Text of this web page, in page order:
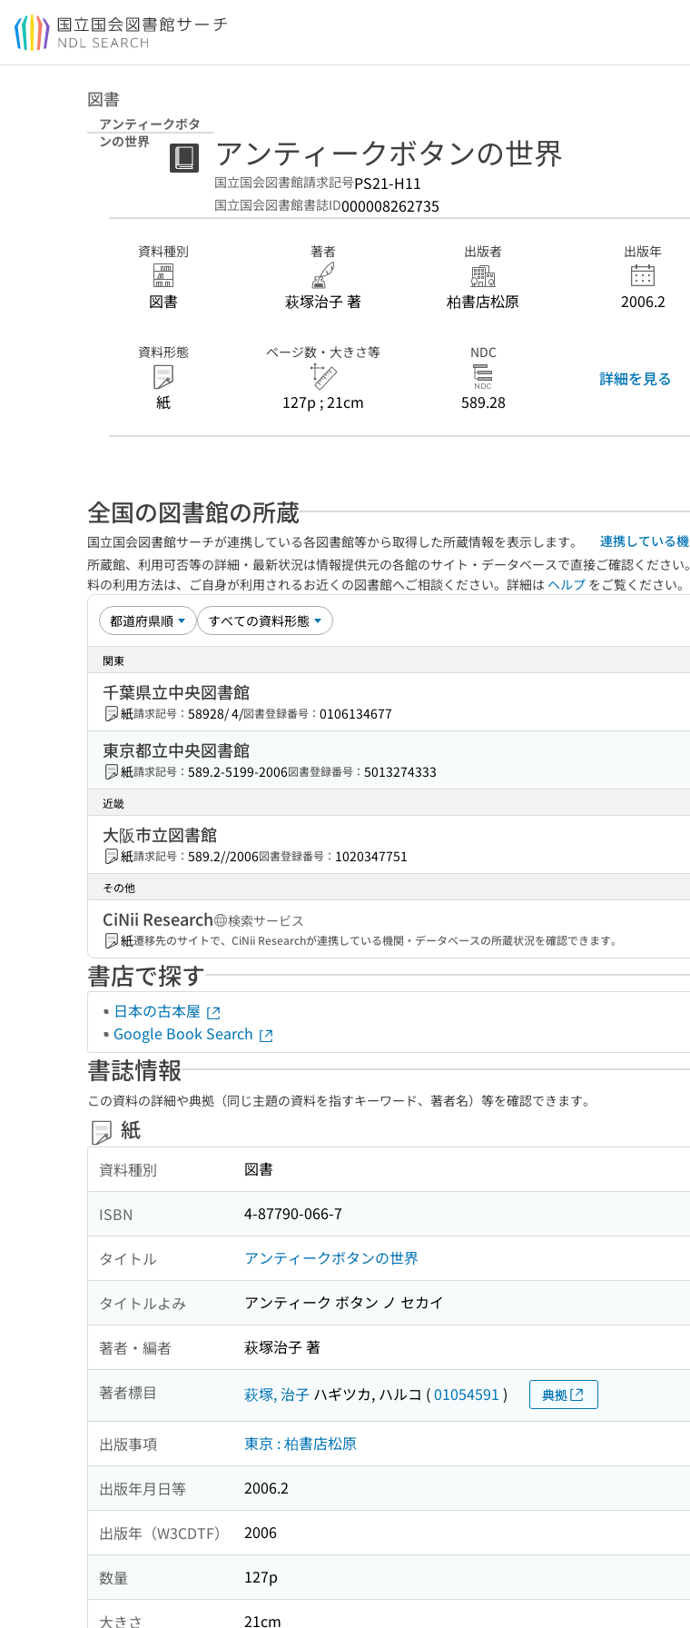
本文へ移動
図書
アンティークボタ
ンの世界
アンティークボタンの世界
国立国会図書館請求記号PS21-H11
国立国会図書館書誌ID000008262735
資料種別
図書
著者
萩塚治子 著
出版者
柏書店松原
出版年
2006.2
資料形態
紙
ページ数・大きさ等
127p ; 21cm
NDC
589.28
詳細を見る
全国の図書館の所蔵
国立国会図書館サーチが連携している各図書館等から取得した所蔵情報を表示します。
連携している
所蔵館、利用可否等の詳細・最新状況は情報提供元の各館のサイト・データベースで直接ご確認くださ
料の利用方法は、ご自身が利用されるお近くの図書館へご相談ください。詳細は ヘルプ をご覧ください。
関東
千葉県立中央図書館
紙請求記号： 58928/ 4/図書登録番号： 0106134677
東京都立中央図書館
紙請求記号： 589.2-5199-2006図書登録番号： 5013274333
近畿
大阪市立図書館
紙請求記号： 589.2//2006図書登録番号： 1020347751
その他
CiNii Research
検索サービス
紙遷移先のサイトで、CiNii Researchが連携している機関・データベースの所蔵状況を確認できます。
書店で探す
日本の古本屋
Google Book Search
書誌情報
この資料の詳細や典拠（同じ主題の資料を指すキーワード、著者名）等を確認できます。
紙
資料種別 図書
ISBN 4-87790-066-7
タイトル アンティークボタンの世界
タイトルよみ アンティーク ボタン ノ セカイ
著者・編者 萩塚治子 著
著者標目 萩塚, 治子 ハギツカ, ハルコ (01054591 ) 典拠
出版事項 東京 : 柏書店松原
出版年月日等 2006.2
出版年（W3CDTF） 2006
数量 127p
大きさ 21cm